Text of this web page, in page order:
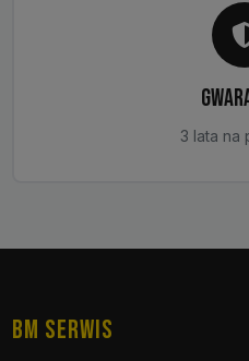
3 lata na
BM SERWIS